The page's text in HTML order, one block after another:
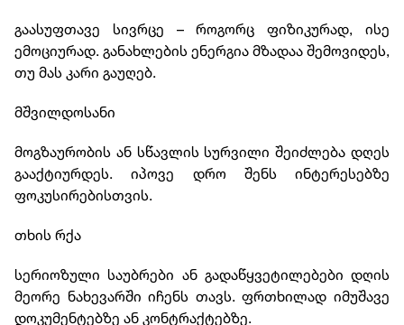
გაასუფთავე სივრცე – როგორც ფიზიკურად, ისე
ემოციურად. განახლების ენერგია მზადაა შემოვიდეს,
თუ მას კარი გაუღებ.
მშვილდოსანი
მოგზაურობის ან სწავლის სურვილი შეიძლება დღეს
გააქტიურდეს. იპოვე დრო შენს ინტერესებზე
ფოკუსირებისთვის.
თხის რქა
სერიოზული საუბრები ან გადაწყვეტილებები დღის
მეორე ნახევარში იჩენს თავს. ფრთხილად იმუშავე
დოკუმენტებზე ან კონტრაქტებზე.